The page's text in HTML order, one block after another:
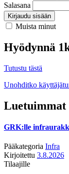
Salasana
Kirjaudu sisään
Muista minut
Hyödynnä
Tutustu tästä
Unohditko
GRK:lle
Pääkategoria Infra
Kirjoitettu 3.8.2026
Tilaajille